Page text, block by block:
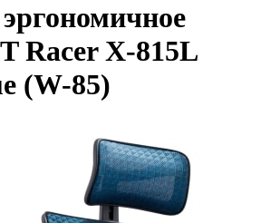
Racer X-815L
(W-85)